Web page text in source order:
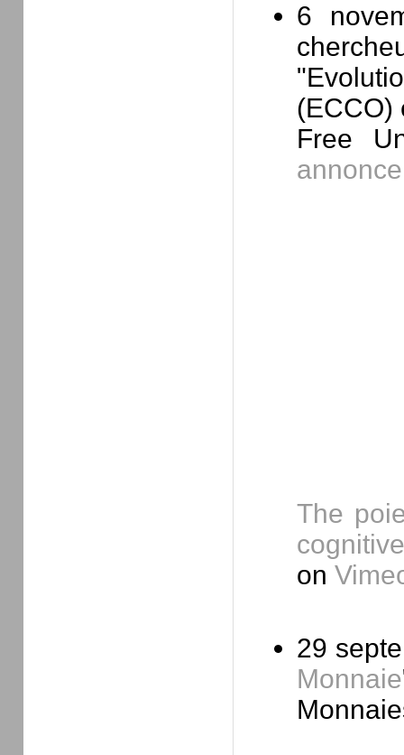
6
(ECCO)
Free
The
on
29
Monnaie